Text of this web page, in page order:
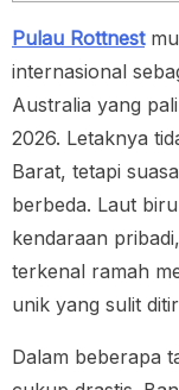
Pulau Rottnest
internasional
Australia yang
2026. Letaknya
Barat, tetapi
berbeda. Laut
kendaraan
terkenal ramah
unik yang sulit
Dalam beberapa